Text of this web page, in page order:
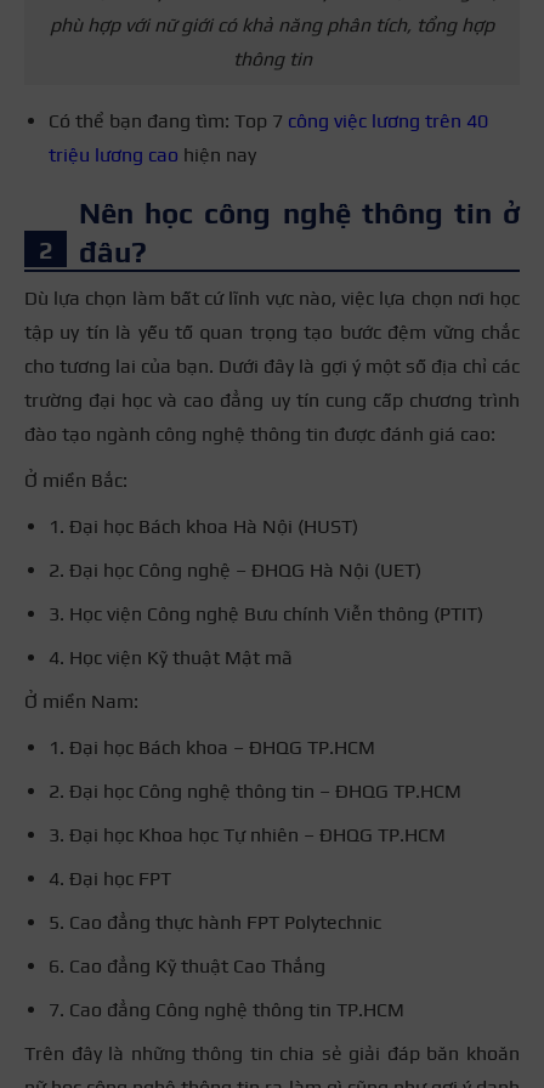
phù hợp với nữ giới có khả năng phân tích, tổng hợp
thông tin
Có thể bạn đang tìm: Top 7 công việc lương trên 40
triệu lương cao hiện nay
Nên học công nghệ thông tin ở
đâu?
Dù lựa chọn làm bất cứ lĩnh vực nào, việc lựa chọn nơi học
tập uy tín là yếu tố quan trọng tạo bước đệm vững chắc
cho tương lai của bạn. Dưới đây là gợi ý một số địa chỉ các
trường đại học và cao đẳng uy tín cung cấp chương trình
đào tạo ngành công nghệ thông tin được đánh giá cao:
Ở miền Bắc:
1. Đại học Bách khoa Hà Nội (HUST)
2. Đại học Công nghệ – ĐHQG Hà Nội (UET)
3. Học viện Công nghệ Bưu chính Viễn thông (PTIT)
4. Học viện Kỹ thuật Mật mã
Ở miền Nam:
1. Đại học Bách khoa – ĐHQG TP.HCM
2. Đại học Công nghệ thông tin – ĐHQG TP.HCM
3. Đại học Khoa học Tự nhiên – ĐHQG TP.HCM
4. Đại học FPT
5. Cao đẳng thực hành FPT Polytechnic
6. Cao đẳng Kỹ thuật Cao Thắng
7. Cao đẳng Công nghệ thông tin TP.HCM
Trên đây là những thông tin chia sẻ giải đáp băn khoăn